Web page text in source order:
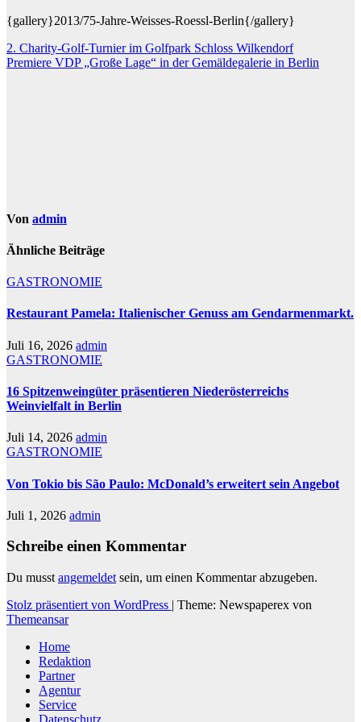
{gallery}2013/75-Jahre-Weisses-Roessl-Berlin{/gallery}
Beitragsnavigation
2. Charity-Golf-Turnier im Golfpark Schloss Wilkendorf
Premiere VDP „Große Lage“ in der Gemäldegalerie in Berlin
Von admin
Ähnliche Beiträge
GASTRONOMIE
Restaurant Pamela: Italienischer Genuss am Gendarmenmarkt.
Juli 16, 2026 admin
GASTRONOMIE
16 Spitzenweingüter präsentieren Niederösterreichs
Weinvielfalt in Berlin
Juli 14, 2026 admin
GASTRONOMIE
Von Tokio bis São Paulo: McDonald’s erweitert sein Angebot
Juli 1, 2026 admin
Schreibe einen Kommentar
Du musst angemeldet sein, um einen Kommentar abzugeben.
Stolz präsentiert von WordPress | Theme: Newspaperex von
Themeansar
Home
Redaktion
Partner
Agentur
Service